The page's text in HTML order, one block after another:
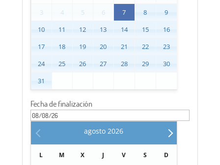
3
4 5 6 7 8
9
10
11 12 13 14 15
16
17
18 19 20 21 22
23
24
25 26 27 28 29
30
31
Fecha de finalización
agosto 2026
L M X J V S D